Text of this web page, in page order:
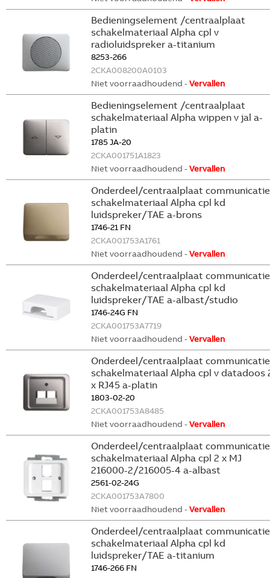
Bedieningselement /centraalplaat
schakelmateriaal Alpha cpl v
radioluidspreker a-titanium
8253-266
2CKA008200A0103
Niet voorraadhoudend -Vervallen
Bedieningselement /centraalplaat
schakelmateriaal Alpha wippen v jal a-
platin
1785 JA-20
2CKA001751A1823
Niet voorraadhoudend -Vervallen
Onderdeel/centraalplaat
schakelmateriaal Alpha cpl kd
luidspreker/TAE a-brons
1746-21 FN
2CKA001753A1761
Niet voorraadhoudend -Vervallen
Onderdeel/centraalplaat
schakelmateriaal Alpha cpl kd
luidspreker/TAE a-albast/studio
1746-24G FN
2CKA001753A7719
Niet voorraadhoudend -Vervallen
Onderdeel/centraalplaat
schakelmateriaal Alpha cpl v datadoos
x RJ45 a-platin
1803-02-20
2CKA001753A8485
Niet voorraadhoudend -Vervallen
Onderdeel/centraalplaat
schakelmateriaal Alpha cpl 2 x MJ
216000-2/216005-4 a-albast
2561-02-24G
2CKA001753A7800
Niet voorraadhoudend -Vervallen
Onderdeel/centraalplaat
schakelmateriaal Alpha cpl kd
luidspreker/TAE a-titanium
1746-266 FN